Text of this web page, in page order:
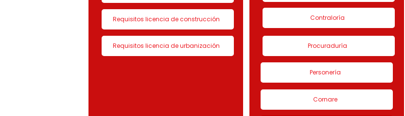
Requisitos licencia de construcción
Requisitos licencia de urbanización
Contraloría
Procuraduría
Personería
Cornare